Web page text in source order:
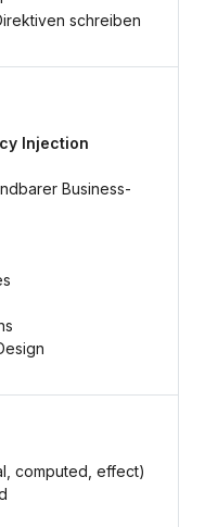
schreiben
Injection
Business-
computed, effect)